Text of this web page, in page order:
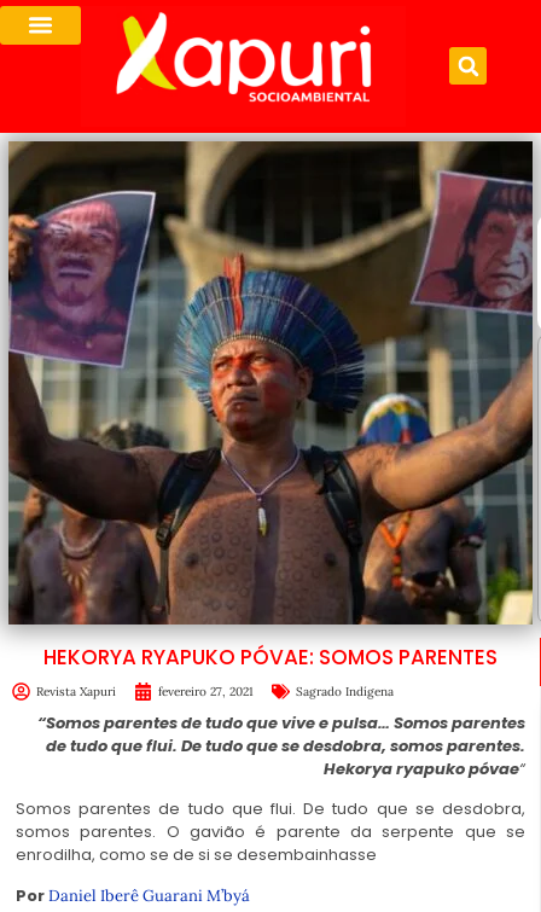
HEKORYA RYAPUKO PÓVAE: SOMOS PARENTES
Revista Xapuri fevereiro 27, 2021 Sagrado Indígena
“Somos parentes de tudo que vive e pulsa… Somos parentes
de tudo que flui. De tudo que se desdobra, somos parentes.
Hekorya ryapuko póvae“
Somos parentes de tudo que flui. De tudo que se desdobra,
somos parentes. O gavião é parente da serpente que se
enrodilha, como se de si se desembainhasse
PorDaniel Iberê Guarani M’byá